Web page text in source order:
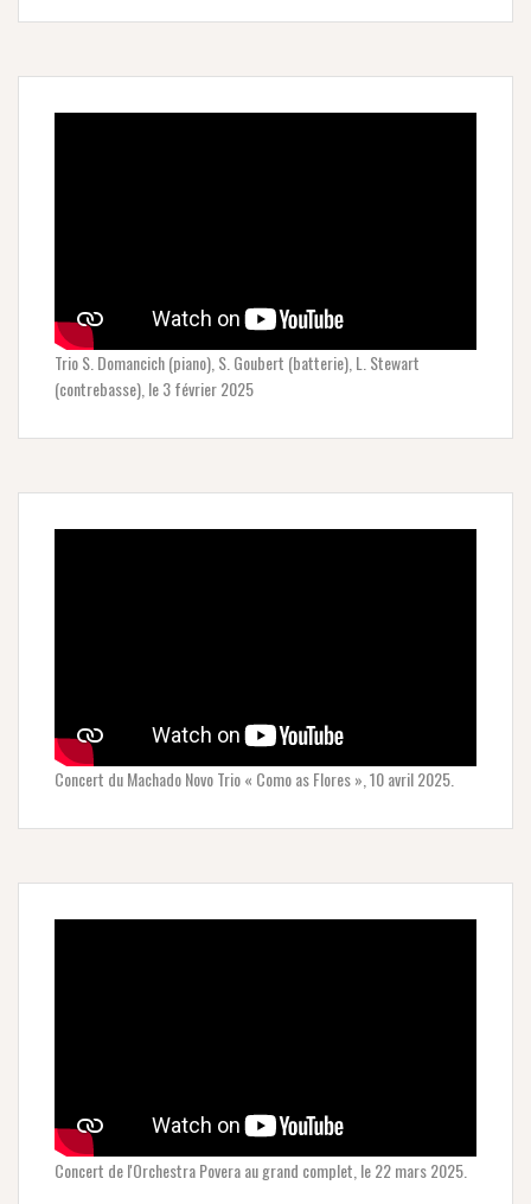
Trio S. Domancich (piano), S. Goubert (batterie), L. Stewart
(contrebasse), le 3 février 2025
Concert du Machado Novo Trio « Como as Flores », 10 avril 2025.
Concert de l'Orchestra Povera au grand complet, le 22 mars 2025.